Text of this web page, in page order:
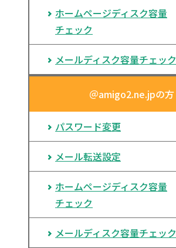
ホームページディスク容量
チェック
メールディスク容量チェック
＠amigo2.ne.jpの方
パスワード変更
メール転送設定
ホームページディスク容量
チェック
メールディスク容量チェック